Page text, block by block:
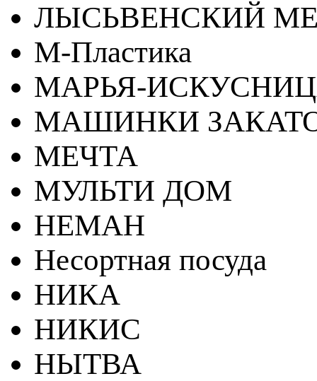
ЛЫСЬВЕНСКИЙ
М-Пластика
МАРЬЯ-
МАШИНКИ
МЕЧТА
МУЛЬТИ ДОМ
НЕМАН
Несортная посуда
НИКА
НИКИС
НЫТВА